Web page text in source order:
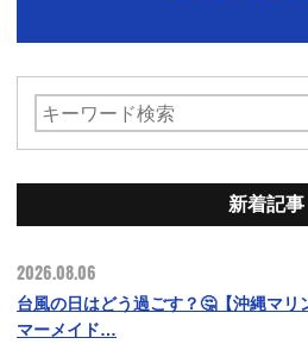
新着記事
2026.08.06
台風の日はどう過ごす？🤔【沖縄マ
マーメイド…